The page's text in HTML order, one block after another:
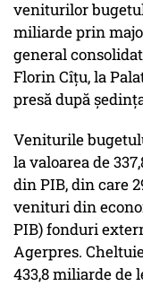
veniturilor
miliarde prin
general
Florin Cîţu, la
presă după
Veniturile
la valoarea de
din PIB, din care
venituri din
PIB) fonduri
Agerpres.
433,8 miliarde de